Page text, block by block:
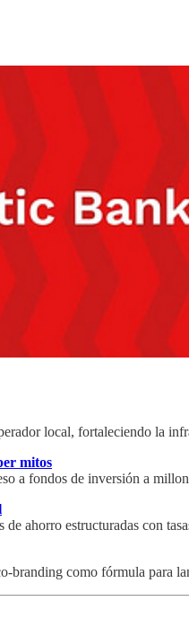
local, fortaleciendo la
mitos
a fondos de inversión a
ahorro estructuradas con
branding como fórmula para